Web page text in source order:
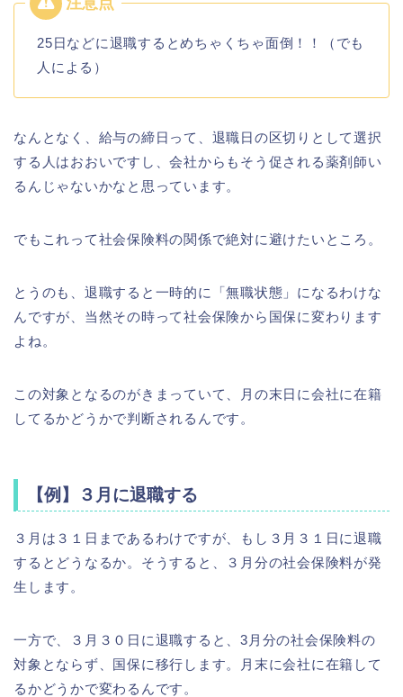
25日などに退職するとめちゃくちゃ面倒！！（でも
人による）
なんとなく、給与の締日って、退職日の区切りとして選択
する人はおおいですし、会社からもそう促される薬剤師い
るんじゃないかなと思っています。
でもこれって社会保険料の関係で絶対に避けたいところ。
とうのも、退職すると一時的に「無職状態」になるわけな
んですが、当然その時って社会保険から国保に変わります
よね。
この対象となるのがきまっていて、月の末日に会社に在籍
してるかどうかで判断されるんです。
【例】３月に退職する
３月は３１日まであるわけですが、もし３月３１日に退職
するとどうなるか。そうすると、３月分の社会保険料が発
生します。
一方で、３月３０日に退職すると、3月分の社会保険料の
対象とならず、国保に移行します。月末に会社に在籍して
るかどうかで変わるんです。